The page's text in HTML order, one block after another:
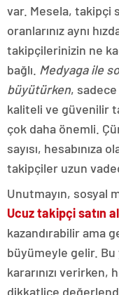
var. Mesela, takipçi
oranlarınız aynı
takipçilerinizin ne
bağlı. Medyaga ile
büyütürken,
kaliteli ve güvenilir
çok daha önemli.
sayısı, hesabınıza
takipçiler uzun
Unutmayın, sosyal
Ucuz takipçi satın al
kazandırabilir ama
büyümeyle gelir. Bu
kararınızı
dikkatlice